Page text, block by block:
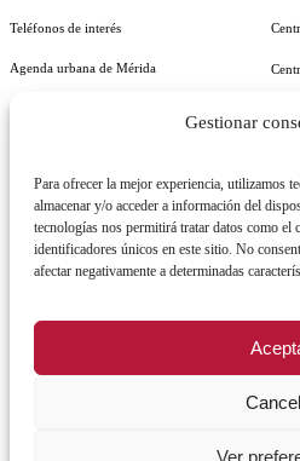
Gestionar
Para ofrecer la mejor experiencia, utilizamos
almacenar y/o acceder a información del
tecnologías nos permitirá tratar datos como el
identificadores únicos en este sitio. No
afectar negativamente a determinadas
Ver
Teléfonos de interés
Agenda urbana de Mérida
AYUNTAMIENTO